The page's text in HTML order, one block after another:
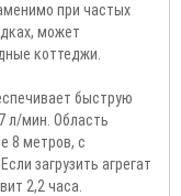
при частых
может
коттеджи.
быструю
л/мин. Область
8 метров, с
загрузить агрегат
2,2 часа.